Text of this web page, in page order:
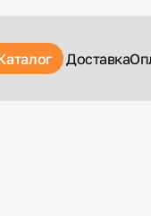
Доставка